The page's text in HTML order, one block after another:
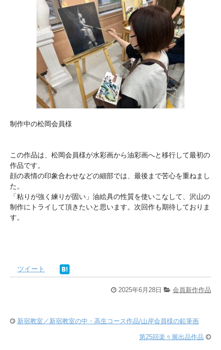
制作中の松岡会員様
この作品は、松岡会員様が水彩画から油彩画へと移行して最初の
作品です。
顔の表情の印象合わせなどの細部では、最後まで苦心を重ねまし
た。
「粘りが強く練りが固い」油絵具の性質を使いこなして、沢山の
制作にトライして頂きたいと思います。次回作も期待しておりま
す。
ツイート
2025年6月28日 会員新作作品
新宿教室／新宿教室の中・高生コース作品/山岸会員様の鉛筆画
第25回楽々展出品作品